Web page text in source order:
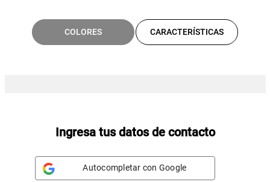
COLORES CARACTERÍSTICAS
Ingresa tus datos de contacto
Autocompletar con Google